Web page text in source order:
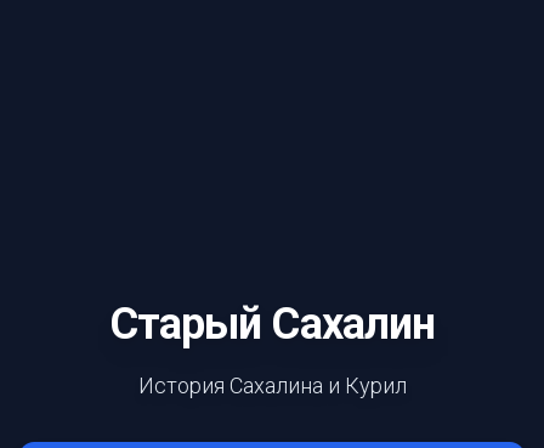
Старый Сахалин
История Сахалина и Курил